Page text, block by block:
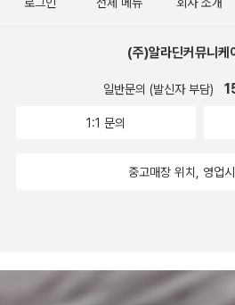
증권사의 사장 알프레드 뉴버거는 그레
과 같은 말을 합니다.- 젊은이, 한가지
가 투기를 한다면 돈을 모두 잃을 걸세.
4년에 재무정보들은 보통주 분석 분야
었으나 대부분은 시장 조작자들의 현재
월 스트리트 전문가들에게는 주식시장
(주)알라딘커뮤니케
일반문의 (발신자 부담)
1:1 문의
중고매장 위치, 영업